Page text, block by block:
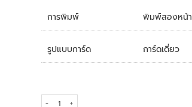
การพิมพ์ พิมพ์สองหน้า
รูปแบบการ์ด การ์ดเดี่ยว
การ์ดแต่งงาน R18-179 quantity